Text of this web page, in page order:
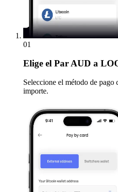
01
Elige el Par AUD a
Seleccione el método de pago
importe.